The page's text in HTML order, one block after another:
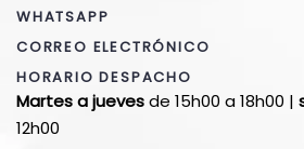
WHATSAPP
CORREO ELECTRÓNICO
HORARIO DESPACHO
Martes a juevesde 15h00 a 18h00 |
12h00